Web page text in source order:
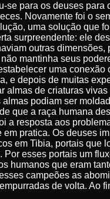
se para os deuses para
Novamente foi o
uma solução que
surpreendente: ele
outras dimensões,
mantinha seus
uma conexão
e depois de muitas
almas de criaturas
podiam ser
que a raça humana
a resposta aos
pratica. Os deuses
em Tibia, portais que
Por esses portais um
humanos que eram
campeões as
de volta. Ao